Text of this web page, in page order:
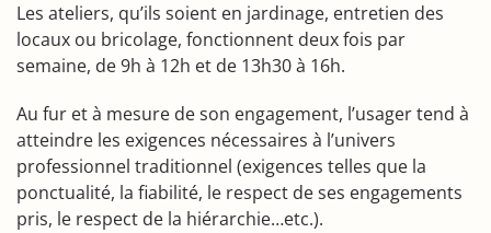
Les ateliers, qu’ils soient en jardinage, entretien des
locaux ou bricolage, fonctionnent deux fois par
semaine, de 9h à 12h et de 13h30 à 16h.
Au fur et à mesure de son engagement, l’usager tend à
atteindre les exigences nécessaires à l’univers
professionnel traditionnel (exigences telles que la
ponctualité, la fiabilité, le respect de ses engagements
pris, le respect de la hiérarchie…etc.).